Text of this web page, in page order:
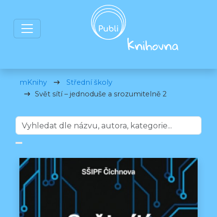
mKnihy
Střední školy
Svět sítí – jednoduše a srozumitelně 2